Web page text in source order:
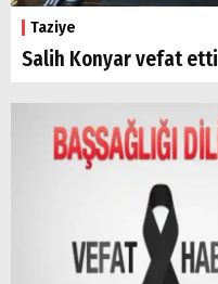
Taziye
Salih Konyar vefat etti